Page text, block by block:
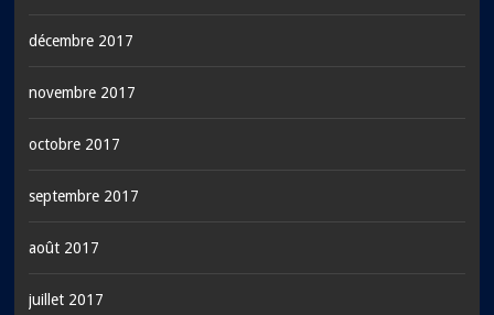
décembre 2017
novembre 2017
octobre 2017
septembre 2017
août 2017
juillet 2017